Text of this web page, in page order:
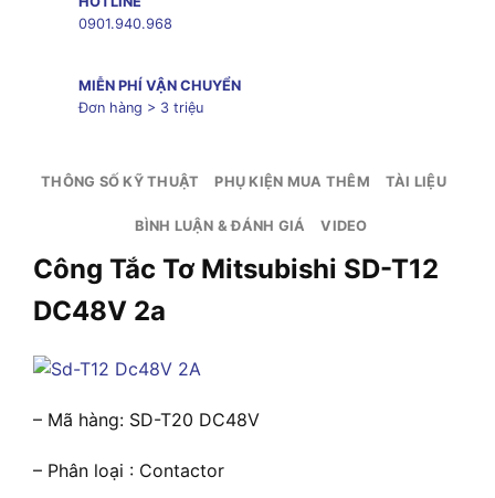
0901.940.968
MIỄN PHÍ VẬN CHUYỂN
Đơn hàng > 3 triệu
THÔNG SỐ KỸ THUẬT PHỤ KIỆN MUA THÊM TÀI LIỆU
BÌNH LUẬN & ĐÁNH GIÁ VIDEO
Công Tắc Tơ Mitsubishi SD-T12
DC48V 2a
– Mã hàng: SD-T20 DC48V
– Phân loại : Contactor